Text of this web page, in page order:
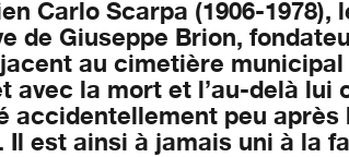
Carlo Scarpa (1906-
de Giuseppe Brion,
au cimetière municipal
avec la mort et l’au-delà lui
accidentellement peu
est ainsi à jamais uni à la